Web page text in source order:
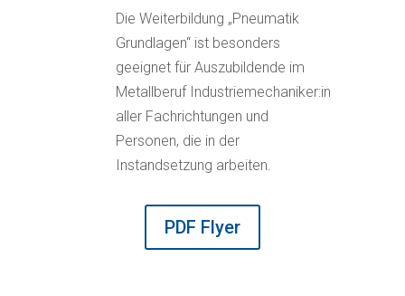
Die Weiterbildung „Pneumatik
Grundlagen“ ist besonders
geeignet für Auszubildende im
Metallberuf Industriemechaniker:in
aller Fachrichtungen und
Personen, die in der
Instandsetzung arbeiten.
PDF Flyer